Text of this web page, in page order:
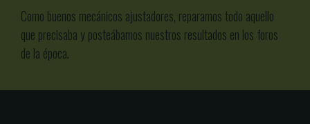
Como buenos mecánicos ajustadores, reparamos todo aquello
que precisaba y posteábamos nuestros resultados en los foros
de la época.